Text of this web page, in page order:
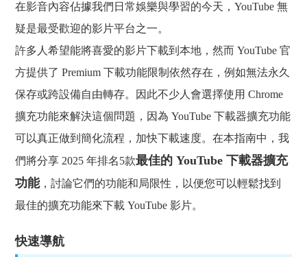
在影音內容佔據我們日常娛樂與學習的今天，YouTube 無
疑是最受歡迎的影片平台之一。
許多人希望能將喜愛的影片下載到本地，然而 YouTube 官
方提供了 Premium 下載功能限制依然存在，例如無法永久
保存或跨設備自由轉存。因此不少人會選擇使用 Chrome
擴充功能來解決這個問題，因為 YouTube 下載器擴充功能
可以真正做到簡化流程，加快下載速度。在本指南中，我
們將分享 2025 年排名5款最佳的 YouTube 下載器擴充
功能，討論它們的功能和局限性，以便您可以輕鬆找到
最佳的擴充功能來下載 YouTube 影片。
快速導航